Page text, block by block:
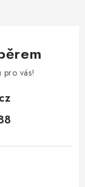
pro vás!